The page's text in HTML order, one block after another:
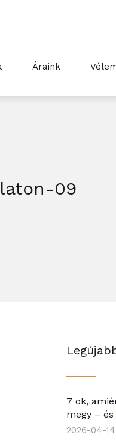
Áraink
09
7 ok,
megy –
2026-04-14